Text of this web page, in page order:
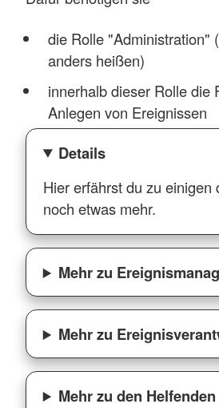
die Rolle "Administration"
anders heißen)
innerhalb dieser Rolle die
Anlegen von Ereignissen
Details
Hier erfährst du zu einigen
noch etwas mehr.
Mehr zu
Mehr zu
Mehr zu den Helfenden